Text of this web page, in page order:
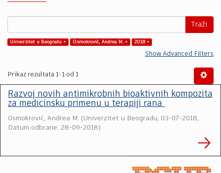
Traži
Univerzitet u Beogradu × Osmokrović, Andrea M. × 2018 ×
Show Advanced Filters
Prikaz rezultata 1-1 od 1
Razvoj novih antimikrobnih bioaktivnih kompozita
za medicinsku primenu u terapiji rana
Osmokrović, Andrea M. (Univerzitet u Beogradu, 03-07-2018,
Datum odbrane: 28-09-2018)